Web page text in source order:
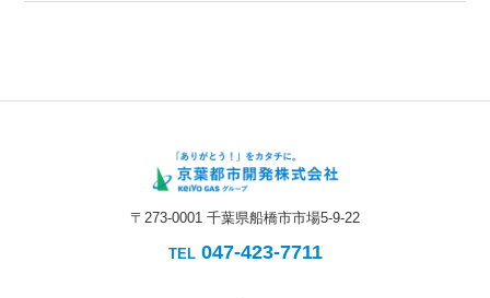
〒273-0001 千葉県船橋市市場5-9-22
TEL 047-423-7711